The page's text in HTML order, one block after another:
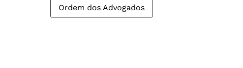
Ordem dos Advogados